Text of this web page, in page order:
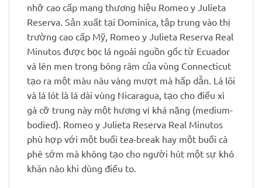
nhỡ cao cấp mang thương hiệu Romeo y Julieta
Reserva. Sản xuất tại Dominica, tập trung vào thị
trường cao cấp Mỹ, Romeo y Julieta Reserva Real
Minutos được bọc lá ngoài nguồn gốc từ Ecuador
và lên men trong bóng râm của vùng Connecticut
tạo ra một màu nâu vàng mượt mà hấp dẫn. Lá lõi
và lá lót là lá dài vùng Nicaragua, tạo cho điếu xì
gà cỡ trung này một hương vị khá nặng (medium-
bodied). Romeo y Julieta Reserva Real Minutos
phù hợp với một buổi tea-break hay một buổi cà
phê sớm mà không tạo cho người hút một sự khó
khăn nào khi dùng điếu to.